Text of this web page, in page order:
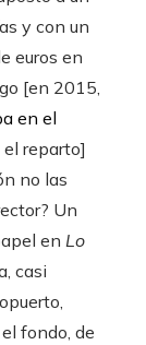
y con un
euros en
[en 2015,
en el
reparto]
no las
Un
en Lo
casi
fondo, de